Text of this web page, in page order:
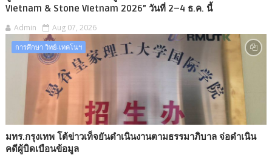
Vietnam & Stone Vietnam 2026” วันที่ 2–4 ธ.ค. นี้
Admin Aug 07, 2026
การศึกษา วิทย์-เทคโนฯ
มทร.กรุงเทพ โต้ข่าวเท็จยันดำเนินงานตามธรรมาภิบาล จ่อดำเนิน
คดีผู้บิดเบือนข้อมูล